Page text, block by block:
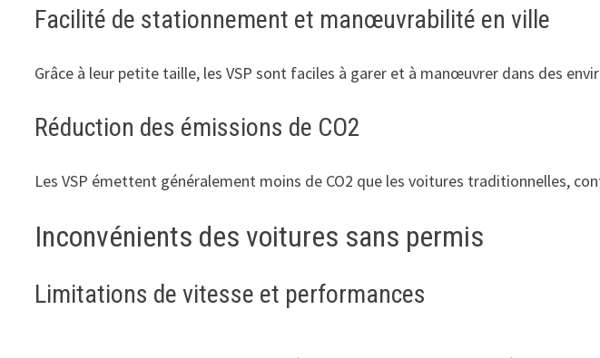
Facilité de stationnement et manœuvrabilité en ville
Grâce à leur petite taille, les VSP sont faciles à garer et à manœuvrer dans des
Réduction des émissions de CO2
Les VSP émettent généralement moins de CO2 que les voitures traditionnelles,
Inconvénients des voitures sans permis
Limitations de vitesse et performances